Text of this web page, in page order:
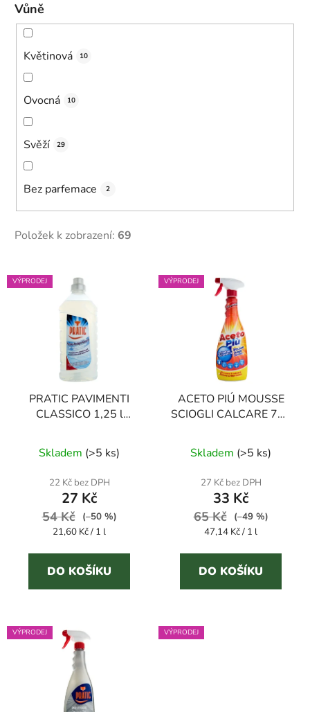
Vůně
Květinová 10
Ovocná 10
Svěží 29
Bez parfemace 2
Položek k zobrazení: 69
V
ý
VÝPRODEJ
PRATIC PAVIMENTI
CLASSICO 1,25 l
hodnocení
produktu
je
5,0
z
5
hvězdiček.
Skladem (>5 ks)
22 Kč bez DPH
27 Kč
54 Kč
(–50 %)
Měrná
21,60 Kč / 1 l
DO KOŠÍKU
VÝPRODEJ
ACETO PIÚ MOUSSE
SCIOGLI CALCARE 700
vodního kamene a
mastnotyhodnocení
produktu
je
5,0
z
5
hvězdiček.
Skladem (>5 ks)
27 Kč bez DPH
33 Kč
65 Kč
(–49 %)
Měrná
47,14 Kč / 1 l
DO KOŠÍKU
VÝPRODEJ VÝPRODEJ